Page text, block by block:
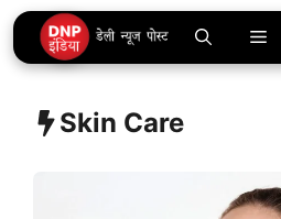
Skip
to
content
Skin Care